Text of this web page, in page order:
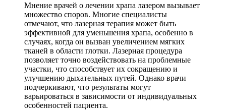
Мнение врачей о лечении храпа лазером вызывает
множество споров. Многие специалисты
отмечают, что лазерная терапия может быть
эффективной для уменьшения храпа, особенно в
случаях, когда он вызван увеличением мягких
тканей в области глотки. Лазерная процедура
позволяет точно воздействовать на проблемные
участки, что способствует их сокращению и
улучшению дыхательных путей. Однако врачи
подчеркивают, что результаты могут
варьироваться в зависимости от индивидуальных
особенностей пациента.